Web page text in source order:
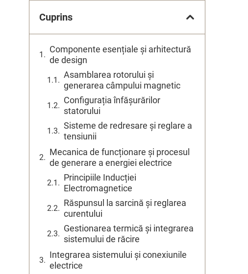
Cuprins
Componente esențiale și arhitectură
de design
Asamblarea rotorului și
generarea câmpului magnetic
Configurația înfășurărilor
statorului
Sisteme de redresare și reglare a
tensiunii
Mecanica de funcționare și procesul
de generare a energiei electrice
Principiile Inducției
Electromagnetice
Răspunsul la sarcină și reglarea
curentului
Gestionarea termică și integrarea
sistemului de răcire
Integrarea sistemului și conexiunile
electrice